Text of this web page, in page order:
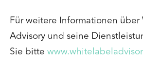
Für weitere Informationen über
Advisory und seine
Sie bitte